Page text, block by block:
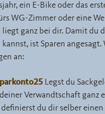
ein E-Bike oder das
WG-Zimmer oder eine
ganz bei dir. Damit du
ist Sparen
an:
Legst du
Verwandtschaft ganz
definierst du dir selber